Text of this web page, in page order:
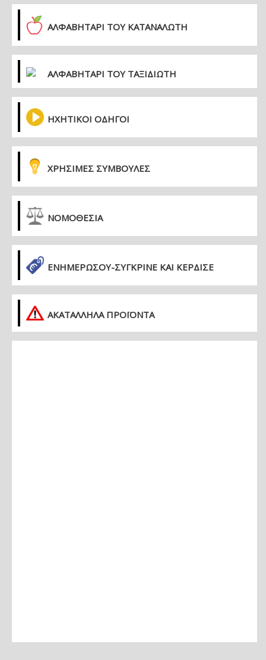
ΑΛΦΑΒΗΤΑΡΙ ΤΟΥ ΚΑΤΑΝΑΛΩΤΗ
ΑΛΦΑΒΗΤΑΡΙ ΤΟΥ ΤΑΞΙΔΙΩΤΗ
ΗΧΗΤΙΚΟΙ ΟΔΗΓΟΙ
ΧΡΗΣΙΜΕΣ ΣΥΜΒΟΥΛΕΣ
ΝΟΜΟΘΕΣΙΑ
ΕΝΗΜΕΡΏΣΟΥ-ΣΎΓΚΡΙΝΕ ΚΑΙ ΚΈΡΔΙΣΕ
ΑΚΑΤΑΛΛΗΛΑ ΠΡΟΪΟΝΤΑ